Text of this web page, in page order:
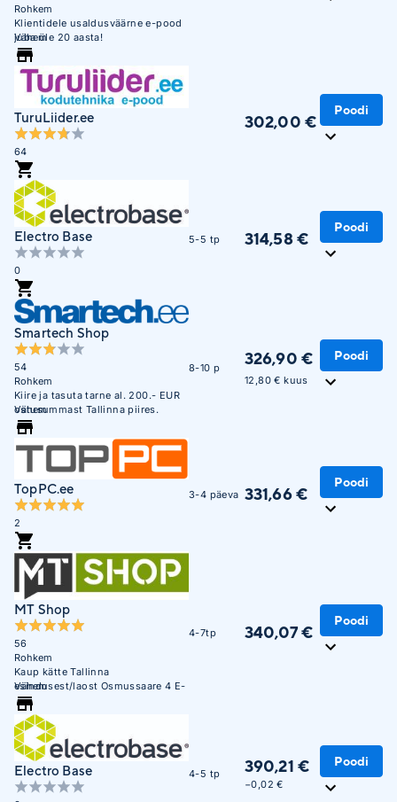
Rohkem
Klientidele usaldusväärne e-pood
juba üle 20 aasta!
Vähem
TuruLiider.ee
64
302,00 €
Poodi
Electro Base
0
5-5 tp 314,58 €
Poodi
Smartech Shop
54
Rohkem
Kiire ja tasuta tarne al. 200.- EUR
ostusummast Tallinna piires.
Vähem
8-10 p 326,90 €
12,80 € kuus
Poodi
TopPC.ee
2
3-4 päeva 331,66 €
Poodi
MT Shop
56
Rohkem
Kaup kätte Tallinna
esindusest/laost Osmussaare 4 E-
R 10:00 - 17:00
Vähem
4-7tp 340,07 €
Poodi
Electro Base 4-5 tp 390,21 €
−0,02 €
Poodi